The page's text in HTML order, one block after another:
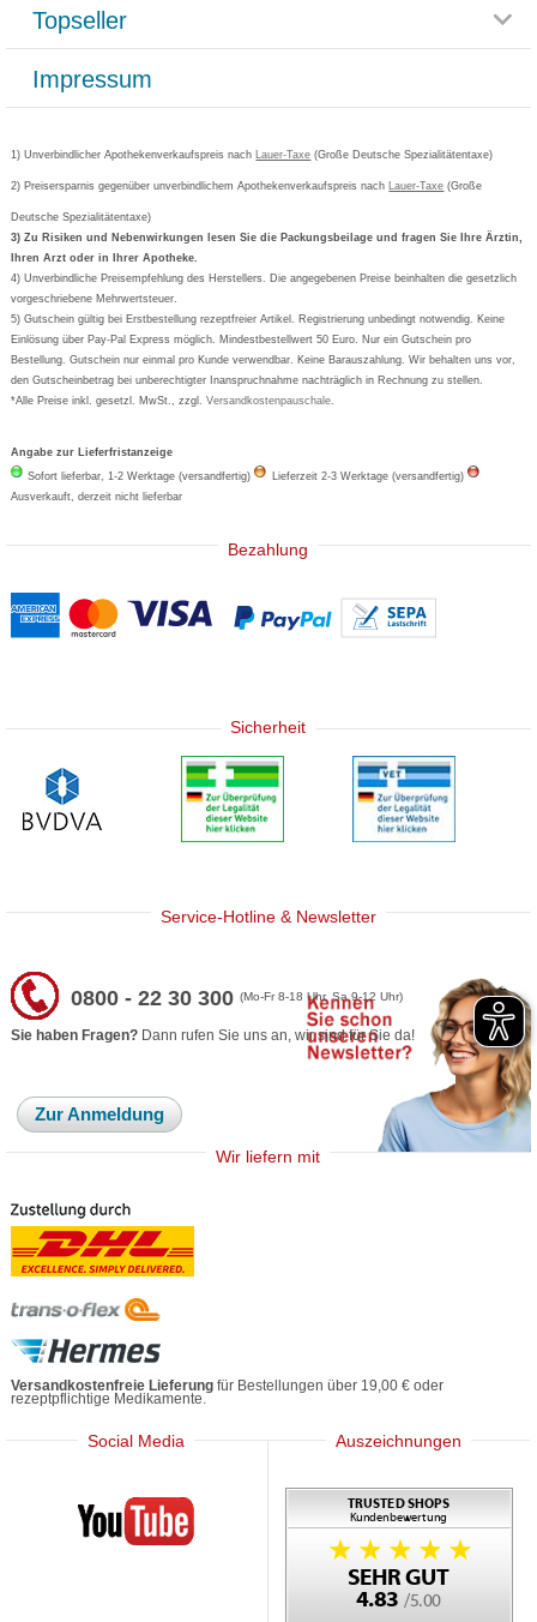
Datenschutz
AGB
Cookie-Einstellungen
Vertrag widerrufen
Paketlieferstatus
Versandkosten
Bestellschein ausfüllen
Newsletteranmeldung
Rezeptlieferung
Bonusprogramm
Gutschein und Rabatte
Kundenbewertung
Topseller
Grippostad
Bepanthen
Formoline
Wick
Eucerin
Basica
Impressum
1) Unverbindlicher Apothekenverkaufspreis nach Lauer-Taxe (Große Deutsche Spezialitätentaxe)
2) Preisersparnis gegenüber unverbindlichem Apothekenverkaufspreis nach Lauer-Taxe (Große
Deutsche Spezialitätentaxe)
3) Zu Risiken und Nebenwirkungen lesen Sie die Packungsbeilage und fragen Sie Ihre Ärztin,
Ihren Arzt oder in Ihrer Apotheke.
4) Unverbindliche Preisempfehlung des Herstellers. Die angegebenen Preise beinhalten die gesetzlich
vorgeschriebene Mehrwertsteuer.
5) Gutschein gültig bei Erstbestellung rezeptfreier Artikel. Registrierung unbedingt notwendig. Keine
Einlösung über Pay-Pal Express möglich. Mindestbestellwert 50 Euro. Nur ein Gutschein pro
Bestellung. Gutschein nur einmal pro Kunde verwendbar. Keine Barauszahlung. Wir behalten uns vor,
den Gutscheinbetrag bei unberechtigter Inanspruchnahme nachträglich in Rechnung zu stellen.
*Alle Preise inkl. gesetzl. MwSt., zzgl.Versandkostenpauschale.
Angabe zur Lieferfristanzeige
Sofort lieferbar, 1-2 Werktage (versandfertig)
Lieferzeit 2-3 Werktage (versandfertig)
Ausverkauft, derzeit nicht lieferbar
Bezahlung
Sicherheit
Service-Hotline & Newsletter
0800 - 22 30 300(Mo-Fr 8-18 Uhr, Sa 9-12 Uhr)
Sie haben Fragen? Dann rufen Sie uns an, wir sind für Sie da!
Zur Anmeldung
Wir liefern mit
Versandkostenfreie Lieferung für Bestellungen über 19,00 € oder
rezeptpflichtige Medikamente.
Social Media
Mediherz
Auszeichnungen